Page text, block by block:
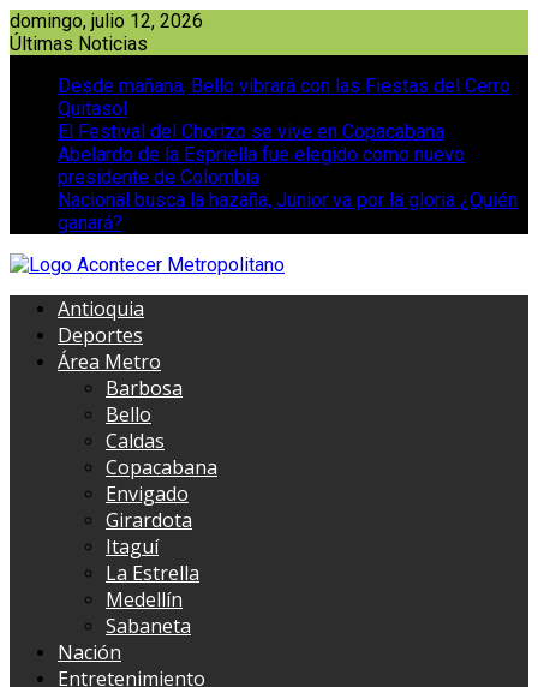
Saltar
al
domingo, julio 12, 2026
Últimas Noticias
Desde mañana, Bello vibrará con las Fiestas del Cerro
Quitasol
El Festival del Chorizo se vive en Copacabana
Abelardo de la Espriella fue elegido como nuevo
presidente de Colombia
Nacional busca la hazaña, Junior va por la gloria ¿Quién
ganará?
Antioquia
Deportes
Área Metro
Barbosa
Bello
Caldas
Copacabana
Envigado
Girardota
Itaguí
La Estrella
Medellín
Sabaneta
Nación
Entretenimiento